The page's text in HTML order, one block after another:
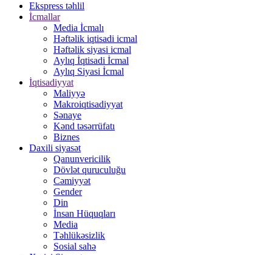
Ekspress təhlil
İcmallar
Media İcmalı
Həftəlik iqtisadi icmal
Həftəlik siyasi icmal
Aylıq İqtisadi İcmal
Aylıq Siyasi İcmal
İqtisadiyyat
Maliyyə
Makroiqtisadiyyat
Sənaye
Kənd təsərrüfatı
Biznes
Daxili siyasət
Qanunvericilik
Dövlət quruculuğu
Cəmiyyət
Gender
Din
İnsan Hüquqları
Media
Təhlükəsizlik
Sosial sahə